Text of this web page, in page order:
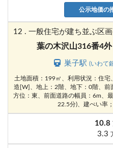
公示地価の
12 . 一般住宅が建ち並ぶ区
葉の木沢山316番4外
巣子駅 (いわて
土地面積：199㎡、利用状況：住
造[W]、地上：2階、地下：0階、前
方位：東、前面道路の幅員：6m、
22.5分)、建ぺい率
10.8
3.3